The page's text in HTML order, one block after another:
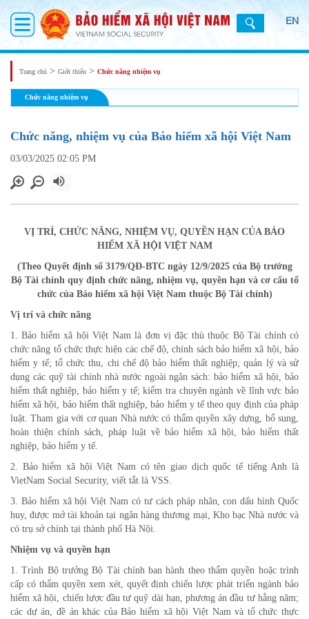
EN
Trang chủ > Giới thiệu > Chức năng nhiệm vụ
Chức năng nhiệm vụ
Chức năng, nhiệm vụ của Bảo hiểm xã hội Việt Nam
03/03/2025 02:05 PM
VỊ TRÍ, CHỨC NĂNG, NHIỆM VỤ, QUYỀN HẠN CỦA BẢO
HIỂM XÃ HỘI VIỆT NAM
(Theo Quyết định số 3179/QĐ-BTC ngày 12/9/2025 của Bộ trưởng
Bộ Tài chính quy định chức năng, nhiệm vụ, quyền hạn và cơ cấu tổ
chức của Bảo hiểm xã hội Việt Nam thuộc Bộ Tài chính)
Vị trí và chức năng
1. Bảo hiểm xã hội Việt Nam là đơn vị đặc thù thuộc Bộ Tài chính có
chức năng tổ chức thực hiện các chế độ, chính sách bảo hiểm xã hội, bảo
hiểm y tế; tổ chức thu, chi chế độ bảo hiểm thất nghiệp; quản lý và sử
dụng các quỹ tài chính nhà nước ngoài ngân sách: bảo hiểm xã hội, bảo
hiểm thất nghiệp, bảo hiểm y tế; kiểm tra chuyên ngành về lĩnh vực bảo
hiểm xã hội, bảo hiểm thất nghiệp, bảo hiểm y tế theo quy định của pháp
luật. Tham gia với cơ quan Nhà nước có thẩm quyền xây dựng, bổ sung,
hoàn thiện chính sách, pháp luật về bảo hiểm xã hội, bảo hiểm thất
nghiệp, bảo hiểm y tế.
2. Bảo hiểm xã hội Việt Nam có tên giao dịch quốc tế tiếng Anh là
VietNam Social Security, viết tắt là VSS.
3. Bảo hiểm xã hội Việt Nam có tư cách pháp nhân, con dấu hình Quốc
huy, được mở tài khoản tại ngân hàng thương mại, Kho bạc Nhà nước và
có trụ sở chính tại thành phố Hà Nội.
Nhiệm vụ và quyền hạn
1. Trình Bộ trưởng Bộ Tài chính ban hành theo thẩm quyền hoặc trình
cấp có thẩm quyền xem xét, quyết định chiến lược phát triển ngành bảo
hiểm xã hội, chiến lược đầu tư quỹ dài hạn, phương án đầu tư hằng năm;
các dự án, đề án khác của Bảo hiểm xã hội Việt Nam và tổ chức thực